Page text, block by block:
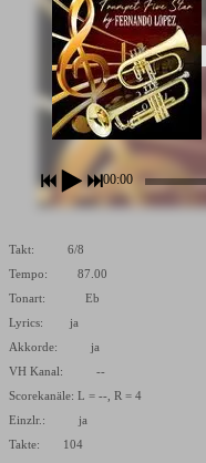
00:00
Takt: 6/8
Tempo: 87.00
Tonart: Eb
Lyrics: ja
Akkorde: ja
VH Kanal: --
Scorekanäle: L = --, R = 4
Einzlr.: ja
Takte: 104